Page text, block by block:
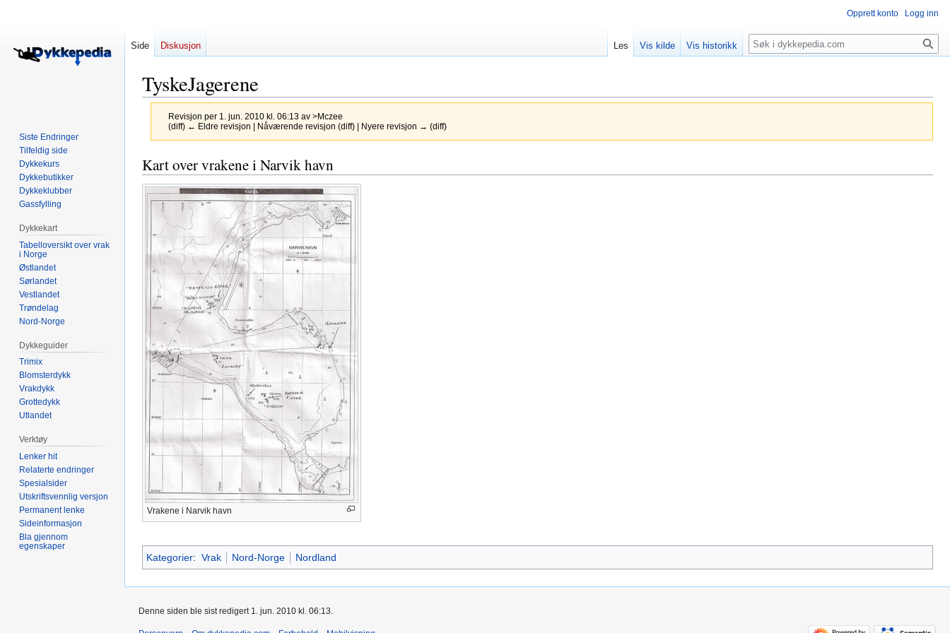
TyskeJagerene
Revisjon per 1. jun. 2010 kl. 06:13 av >Mczee
(diff) ← Eldre revisjon | Nåværende revisjon (diff) | Nyere revisjon → (diff)
Hopp
til
navigering
Hopp
til
søk
Kart over vrakene i Narvik havn
Vrakene i Narvik havn
Kategorier: Vrak Nord-Norge Nordland
Opprett konto Logg inn
Side Diskusjon Les Vis kilde Vis historikk Søk
Siste Endringer
Tilfeldig side
Dykkekurs
Dykkebutikker
Dykkeklubber
Gassfylling
Dykkekart
Tabelloversikt over vrak
i Norge
Østlandet
Sørlandet
Vestlandet
Trøndelag
Nord-Norge
Dykkeguider
Trimix
Blomsterdykk
Vrakdykk
Grottedykk
Utlandet
Verktøy
Lenker hit
Relaterte endringer
Spesialsider
Utskriftsvennlig versjon
Permanent lenke
Sideinformasjon
Bla gjennom
egenskaper
Denne siden ble sist redigert 1. jun. 2010 kl. 06:13.